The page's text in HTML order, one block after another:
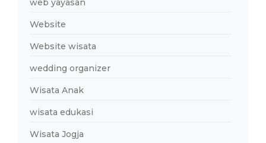
web yayasan
Website
Website wisata
wedding organizer
Wisata Anak
wisata edukasi
Wisata Jogja